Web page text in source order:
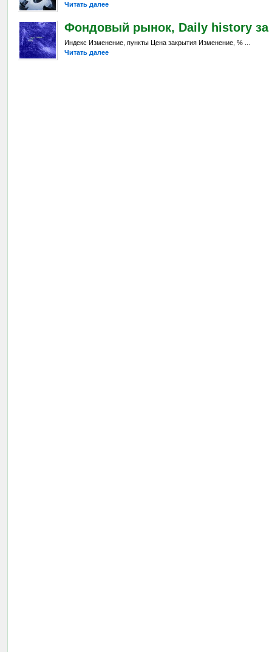
Читать далее
Фондовый рынок, Daily history за
Индекс Изменение, пункты Цена закрытия Изменение, % ...
Читать далее